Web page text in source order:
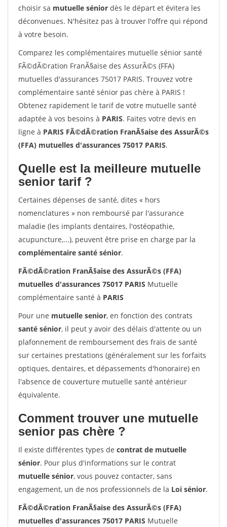
choisir sa mutuelle sénior dès le départ et évitera les
déconvenues. N'hésitez pas à trouver l'offre qui répond
à votre besoin.
Comparez les complémentaires mutuelle sénior santé
FÃ©dÃ©ration FranÃ§aise des AssurÃ©s (FFA)
mutuelles d'assurances 75017 PARIS. Trouvez votre
complémentaire santé sénior pas chère à PARIS !
Obtenez rapidement le tarif de votre mutuelle santé
adaptée à vos besoins à PARIS. Faites votre devis en
ligne à PARIS FÃ©dÃ©ration FranÃ§aise des AssurÃ©s
(FFA) mutuelles d'assurances 75017 PARIS.
Quelle est la meilleure mutuelle
senior tarif ?
Certaines dépenses de santé, dites « hors
nomenclatures » non remboursé par l'assurance
maladie (les implants dentaires, l'ostéopathie,
acupuncture,...), peuvent être prise en charge par la
complémentaire santé sénior.
FÃ©dÃ©ration FranÃ§aise des AssurÃ©s (FFA)
mutuelles d'assurances 75017 PARIS Mutuelle
complémentaire santé à PARIS
Pour une mutuelle senior, en fonction des contrats
santé sénior, il peut y avoir des délais d'attente ou un
plafonnement de remboursement des frais de santé
sur certaines prestations (généralement sur les forfaits
optiques, dentaires, et dépassements d'honoraire) en
l'absence de couverture mutuelle santé antérieur
équivalente.
Comment trouver une mutuelle
senior pas chère ?
Il existe différentes types de contrat de mutuelle
sénior. Pour plus d'informations sur le contrat
mutuelle sénior, vous pouvez contacter, sans
engagement, un de nos professionnels de la Loi sénior.
FÃ©dÃ©ration FranÃ§aise des AssurÃ©s (FFA)
mutuelles d'assurances 75017 PARIS Mutuelle